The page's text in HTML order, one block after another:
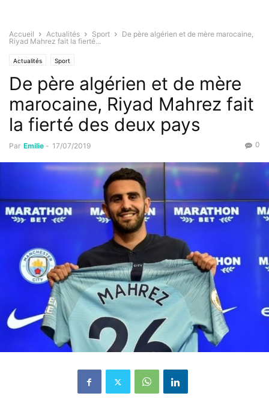
Accueil Actualités Sport
De père algérien et de mère marocaine,
Riyad Mahrez fait la fierté...
Actualités Sport
De père algérien et de mère
marocaine, Riyad Mahrez fait
la fierté des deux pays
Par Emilie - 17/07/2019 0